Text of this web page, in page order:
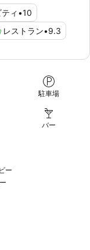
ィ •10
レストラン•9.3
駐車場
バー
ー